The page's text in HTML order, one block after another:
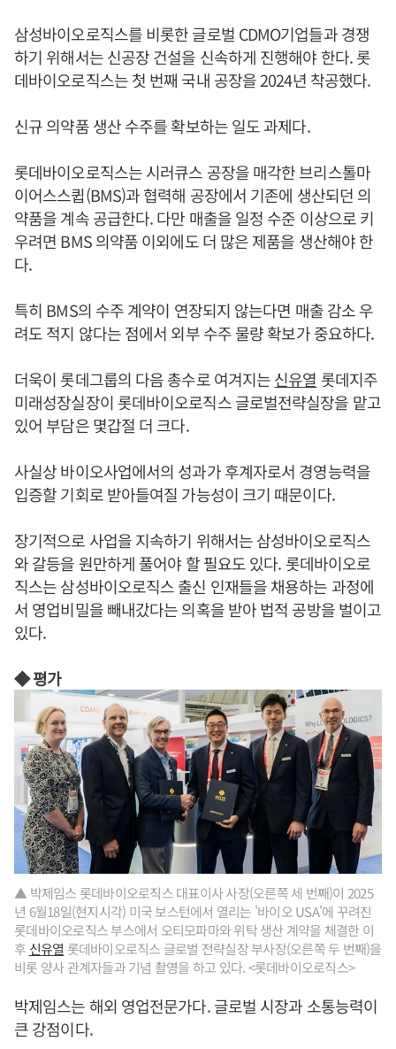
삼성바이오로직스를 비롯한 글로벌 CDMO기업들과 경쟁
하기 위해서는 신공장 건설을 신속하게 진행해야 한다. 롯
데바이오로직스는 첫 번째 국내 공장을 2024년 착공했다.
신규 의약품 생산 수주를 확보하는 일도 과제다.
롯데바이오로직스는 시러큐스 공장을 매각한 브리스톨마
이어스스큅(BMS)과 협력해 공장에서 기존에 생산되던 의
약품을 계속 공급한다. 다만 매출을 일정 수준 이상으로 키
우려면 BMS 의약품 이외에도 더 많은 제품을 생산해야 한
다.
특히 BMS의 수주 계약이 연장되지 않는다면 매출 감소 우
려도 적지 않다는 점에서 외부 수주 물량 확보가 중요하다.
더욱이 롯데그룹의 다음 총수로 여겨지는신유열 롯데지주
미래성장실장이 롯데바이오로직스 글로벌전략실장을 맡고
있어 부담은 몇갑절 더 크다.
사실상 바이오사업에서의 성과가 후계자로서 경영능력을
입증할 기회로 받아들여질 가능성이 크기 때문이다.
장기적으로 사업을 지속하기 위해서는 삼성바이오로직스
와 갈등을 원만하게 풀어야 할 필요도 있다. 롯데바이오로
직스는 삼성바이오로직스 출신 인재들을 채용하는 과정에
서 영업비밀을 빼내갔다는 의혹을 받아 법적 공방을 벌이고
있다.
◆ 평가
▲ 박제임스 롯데바이오로직스 대표이사 사장(오른쪽 세 번째)이 2025
년 6월18일(현지시각) 미국 보스턴에서 열리는 '바이오 USA'에 꾸려진
롯데바이오로직스 부스에서 오티모파마와 위탁 생산 계약을 체결한 이
후 신유열 롯데바이오로직스 글로벌 전략실장 부사장(오른쪽 두 번째)을
비롯 양사 관계자들과 기념 촬영을 하고 있다. <롯데바이오로직스>
박제임스는 해외 영업전문가다. 글로벌 시장과 소통능력이
큰 강점이다.